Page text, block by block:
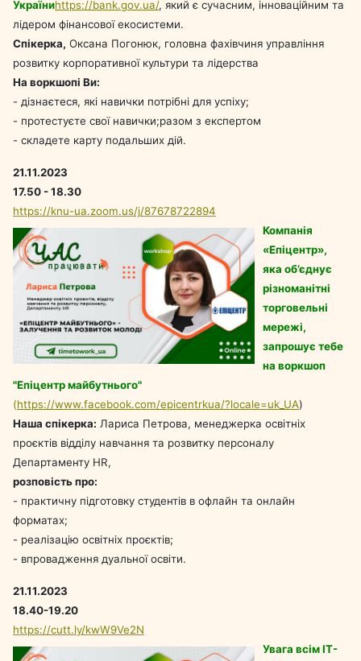
Україниhttps://bank.gov.ua/, який є сучасним, інноваційним та
лідером фінансової екосистеми.
Cпікерка, Оксана Погонюк, головна фахівчиня управління
розвитку корпоративної культури та лідерства
На воркшопі Ви:
- дізнаєтеся, які навички потрібні для успіху;
- протестуєте свої навички;разом з експертом
- складете карту подальших дій.
21.11.2023
17.50 - 18.30
https://knu-ua.zoom.us/j/87678722894
Компанія
«Епіцентр»,
яка об’єднує
різноманітні
торговельні
мережі,
запрошує тебе
на воркшоп
"Епіцентр майбутнього"
(https://www.facebook.com/epicentrkua/?locale=uk_UA)
Наша спікерка: Лариса Петрова, менеджерка освітніх
проєктів відділу навчання та розвитку персоналу
Департаменту HR,
розповість про:
- практичну підготовку студентів в офлайн та онлайн
форматах;
- реалізацію освітніх проєктів;
- впровадження дуальної освіти.
21.11.2023
18.40-19.20
https://cutt.ly/kwW9Ve2N
Увага всім IT-